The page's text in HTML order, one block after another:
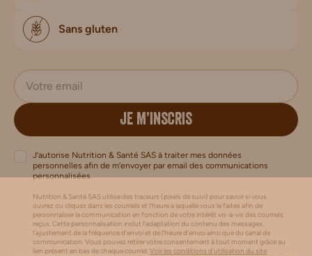
Sans gluten
JE M’INSCRIS
J’autorise Nutrition & Santé SAS à traiter mes données
personnelles afin de m’envoyer par email des communications
personnalisées.
Nutrition & Santé SAS utilise des traceurs (pixels de suivi) pour savoir si vous
ouvrez ou cliquez dans les courriels et l’heure à laquelle vous le faites afin de
personnaliser la communication en fonction de votre intérêt vis-à-vis des courriels
reçus. Cette personnalisation inclut l’adaptation du contenu des messages,
l'ajustement de la fréquence d’envoi et de l’heure d’envoi ainsi que du canal de
communication. Vous pouvez retirer votre consentement à tout moment grâce au
lien présent en bas de chaque courriel.Voir les conditions d'utilisation du site